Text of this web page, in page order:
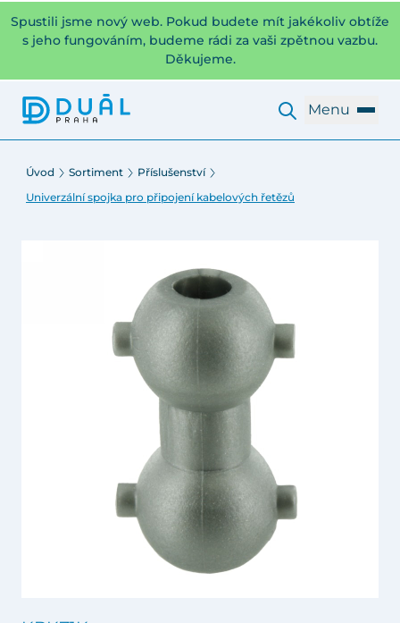
Spustili jsme nový web. Pokud budete mít jakékoliv obtíže
s jeho fungováním, budeme rádi za vaši zpětnou vazbu.
Děkujeme.
Menu
Úvod Sortiment
Příslušenství
Univerzální spojka pro připojení kabelových řetězů